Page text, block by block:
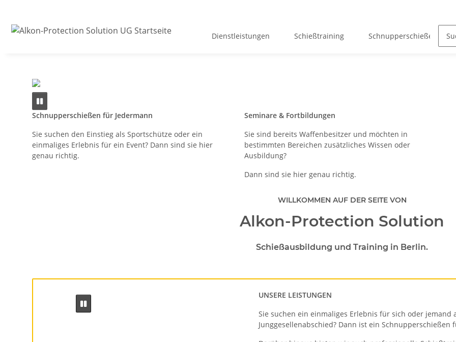
Dienstleistungen Schießtraining Schnupperschießen
Schnupperschießen für Jedermann
Sie suchen den Einstieg als Sportschütze oder ein
einmaliges Erlebnis für ein Event? Dann sind sie hier
genau richtig.
Seminare & Fortbildungen
Sie sind bereits Waffenbesitzer und möchten in
bestimmten Bereichen zusätzliches Wissen oder
Ausbildung?
Dann sind sie hier genau richtig.
WILLKOMMEN AUF DER SEITE VON
Alkon-Protection Solution
Schießausbildung und Training in Berlin.
UNSERE LEISTUNGEN
Sie suchen ein einmaliges Erlebnis für sich oder jemand
Junggesellenabschied? Dann ist ein Schnupperschießen